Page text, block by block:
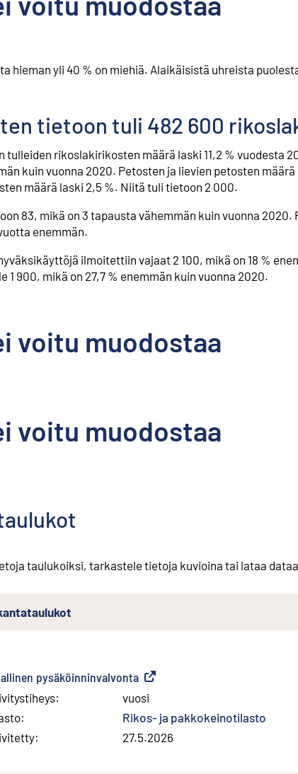
hieman yli 40 % on miehiä. Alaikäisistä uhreista
tietoon tuli 482 600
tulleiden rikoslakirikosten määrä laski 11,2 % vuodesta
kuin vuonna 2020. Petosten ja lievien petosten
määrä laski 2,5 %. Niitä tuli tietoon 2 000.
83, mikä on 3 tapausta vähemmän kuin vuonna
enemmän.
ilmoitettiin vajaat 2 100, mikä on 18 %
1 900, mikä on 27,7 % enemmän kuin vuonna 2020.
voitu muodostaa
voitu muodostaa
taulukoiksi, tarkastele tietoja kuvioina tai lataa
pysäköinninvalvonta Ulkoinen linkki
:
vuosi
:
Rikos- ja pakkokeinotilasto
: 27.5.2026